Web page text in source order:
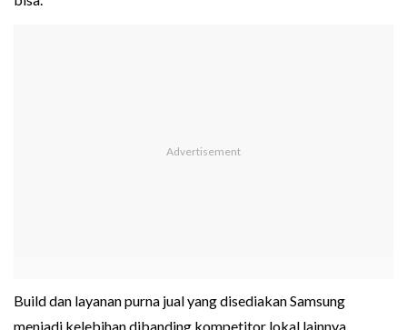
Build dan layanan purna jual yang disediakan Samsung
menjadi kelebihan dibanding kompetitor lokal lainnya.